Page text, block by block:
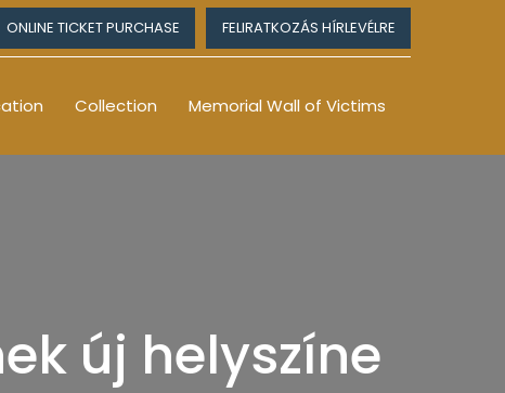
ONLINE TICKET PURCHASE FELIRATKOZÁS HÍRLEVÉLRE
Collection Memorial Wall of Victims
új helyszíne